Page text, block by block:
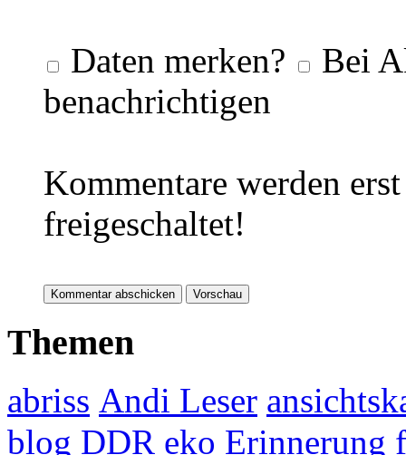
Daten merken?
Bei
benachrichtigen
Kommentare werden
freigeschaltet!
Themen
abriss Andi Leser
blog DDR eko Erinnerung